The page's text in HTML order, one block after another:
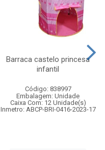
Barraca castelo princesa
infantil
Código: 838997
Embalagem: Unidade
Caixa Com: 12 Unidade(s)
Inmetro: ABCP-BRI-0416-2023-17